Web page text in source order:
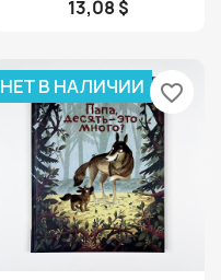
13,08 $
НЕТ В НАЛИЧИИ favorite_border